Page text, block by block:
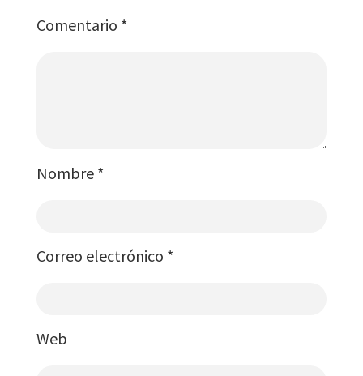
Comentario *
Nombre *
Correo electrónico *
Web